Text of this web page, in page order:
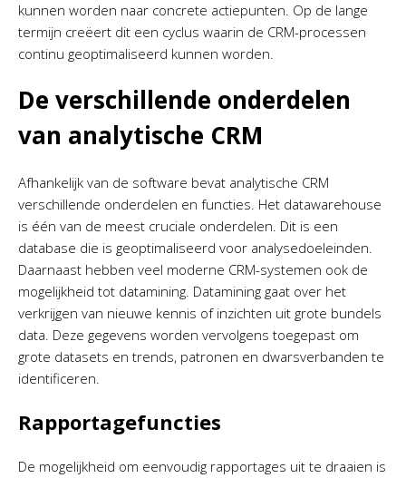
kunnen worden naar concrete actiepunten. Op de lange
termijn creëert dit een cyclus waarin de CRM-processen
continu geoptimaliseerd kunnen worden.
De verschillende onderdelen
van analytische CRM
Afhankelijk van de software bevat analytische CRM
verschillende onderdelen en functies. Het datawarehouse
is één van de meest cruciale onderdelen. Dit is een
database die is geoptimaliseerd voor analysedoeleinden.
Daarnaast hebben veel moderne CRM-systemen ook de
mogelijkheid tot datamining. Datamining gaat over het
verkrijgen van nieuwe kennis of inzichten uit grote bundels
data. Deze gegevens worden vervolgens toegepast om
grote datasets en trends, patronen en dwarsverbanden te
identificeren.
Rapportagefuncties
De mogelijkheid om eenvoudig rapportages uit te draaien is